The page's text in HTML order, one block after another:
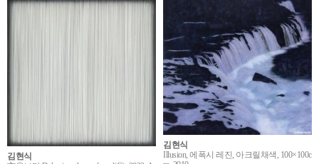
김현식
Illusion, 에폭시 레진, 아크릴채색, 100×100c
김현식